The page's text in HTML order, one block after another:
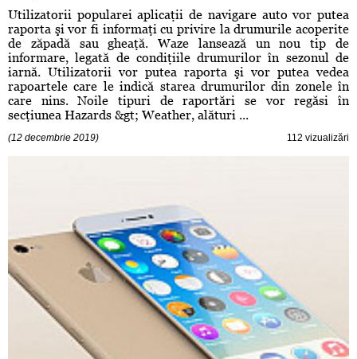
Utilizatorii popularei aplicaţii de navigare auto vor putea
raporta şi vor fi informaţi cu privire la drumurile acoperite
de zăpadă sau gheaţă. Waze lansează un nou tip de
informare, legată de condiţiile drumurilor în sezonul de
iarnă. Utilizatorii vor putea raporta şi vor putea vedea
rapoartele care le indică starea drumurilor din zonele în
care nins. Noile tipuri de raportări se vor regăsi în
secţiunea Hazards &gt; Weather, alături ...
(12 decembrie 2019) 112 vizualizări